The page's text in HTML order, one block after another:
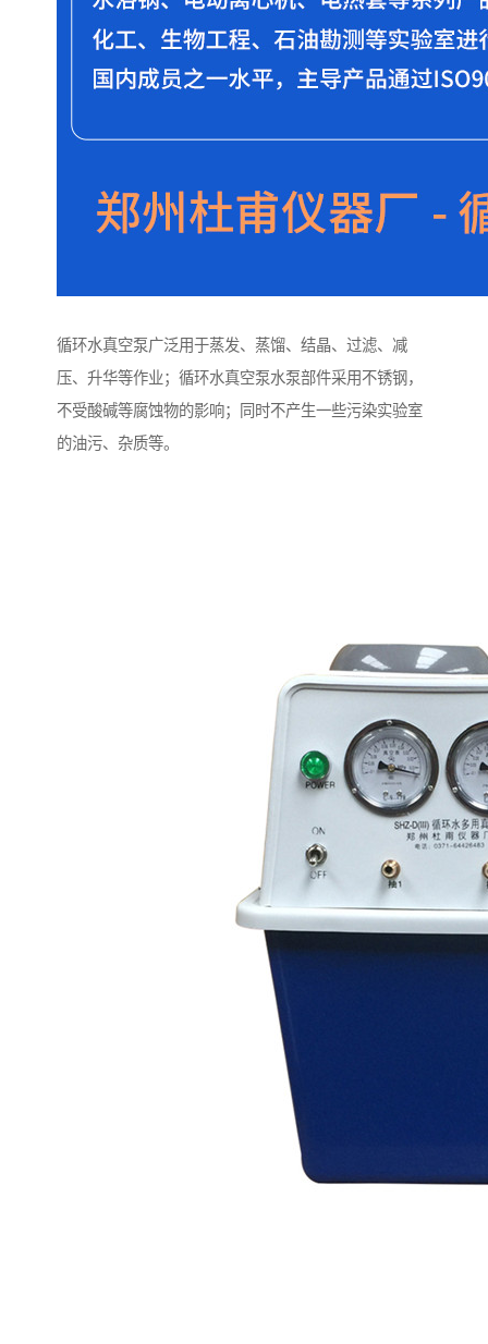
循环水真空泵广泛用于蒸发、蒸馏、结晶、过滤、减
压、升华等作业；循环水真空泵水泵部件采用不锈钢，
不受酸碱等腐蚀物的影响；同时不产生一些污染实验室
的油污、杂质等。